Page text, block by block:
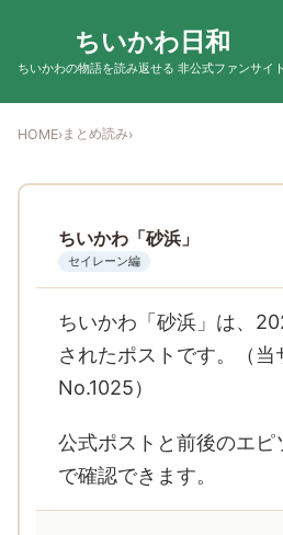
ちいかわ日和
ちいかわの物語を読み返せる 非公式ファンサイト
HOME›まとめ読み›
ちいかわ「砂浜」
セイレーン編
ちいかわ「砂浜」は、
されたポストです。（当
No.1025）
公式ポストと前後のエピ
で確認できます。